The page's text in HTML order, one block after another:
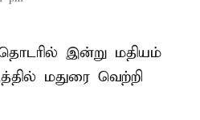
தொடரில் இன்று மதியம்
மதுரை வெற்றி